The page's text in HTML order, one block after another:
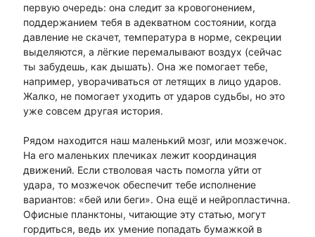
первую очередь: она следит за кровогонением,
поддержанием тебя в адекватном состоянии, когда
давление не скачет, температура в норме, секреции
выделяются, а лёгкие перемалывают воздух (сейчас
ты забудешь, как дышать). Она же помогает тебе,
например, уворачиваться от летящих в лицо ударов.
Жалко, не помогает уходить от ударов судьбы, но это
уже совсем другая история.
Рядом находится наш маленький мозг, или мозжечок.
На его маленьких плечиках лежит координация
движений. Если стволовая часть помогла уйти от
удара, то мозжечок обеспечит тебе исполнение
вариантов: «бей или беги». Она ещё и нейропластична.
Офисные планктоны, читающие эту статью, могут
гордиться, ведь их умение попадать бумажкой в